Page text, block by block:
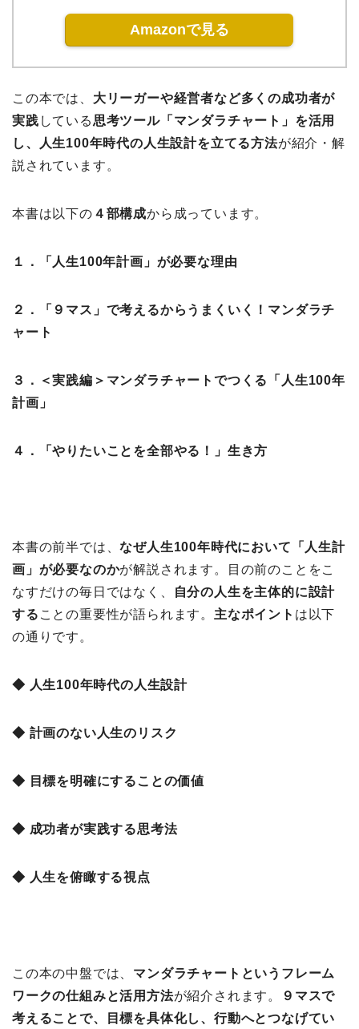
Amazonで見る
この本では、 大リーガーや経営者など多くの成功者が
実践 している思考ツール「マンダラチャート」を活用
し、人生100年時代の人生設計を立てる方法が紹介・解
説されています。
本書は以下の ４部構成から成っています。
１．「人生100年計画」が必要な理由
２．「９マス」で考えるからうまくいく！マンダラチ
ャート
３．＜実践編＞マンダラチャートでつくる「人生100年
計画」
４．「やりたいことを全部やる！」生き方
本書の前半では、なぜ人生100年時代において「人生計
画」が必要なのかが解説されます。目の前のことをこ
なすだけの毎日ではなく、
自分の人生を主体的に設計
する ことの重要性が語られます。 主なポイント は以下
の通りです。
◆ 人生100年時代の人生設計
◆ 計画のない人生のリスク
◆ 目標を明確にすることの価値
◆ 成功者が実践する思考法
◆ 人生を俯瞰する視点
この本の中盤では、 マンダラチャートというフレーム
ワークの仕組みと活用方法が紹介されます。
９マスで
考えることで、目標を具体化し、行動へとつなげてい